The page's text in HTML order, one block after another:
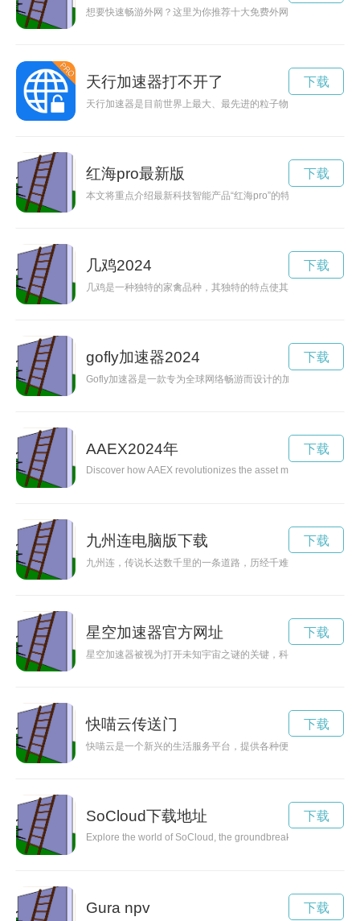
想要快速畅游外网？这里为你推荐十大免费外网加速神器，让你
天行加速器打不开了
天行加速器是目前世界上最大、最先进的粒子物理实验设施，
下载
红海pro最新版
本文将重点介绍最新科技智能产品“红海pro”的特点和应用场景
下载
几鸡2024
几鸡是一种独特的家禽品种，其独特的特点使其成为美味可口
下载
gofly加速器2024
Gofly加速器是一款专为全球网络畅游而设计的加速器，让用户
下载
AAEX2024年
Discover how AAEX revolutionizes the asset management
下载
九州连电脑版下载
九州连，传说长达数千里的一条道路，历经千难万阻，却仍有
下载
星空加速器官方网址
星空加速器被视为打开未知宇宙之谜的关键，科学家们正努力
下载
快喵云传送门
快喵云是一个新兴的生活服务平台，提供各种便捷的服务，让
下载
SoCloud下载地址
Explore the world of SoCloud, the groundbreaking music
下载
Gura npv 下载